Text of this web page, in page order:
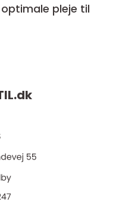
pleje til
dk